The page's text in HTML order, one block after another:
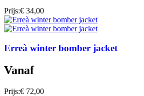
Prijs:€ 34,00
Erreà winter bomber jacket
Vanaf
Prijs:€ 72,00